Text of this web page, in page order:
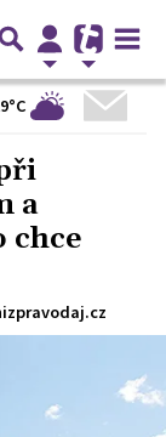
a
chce